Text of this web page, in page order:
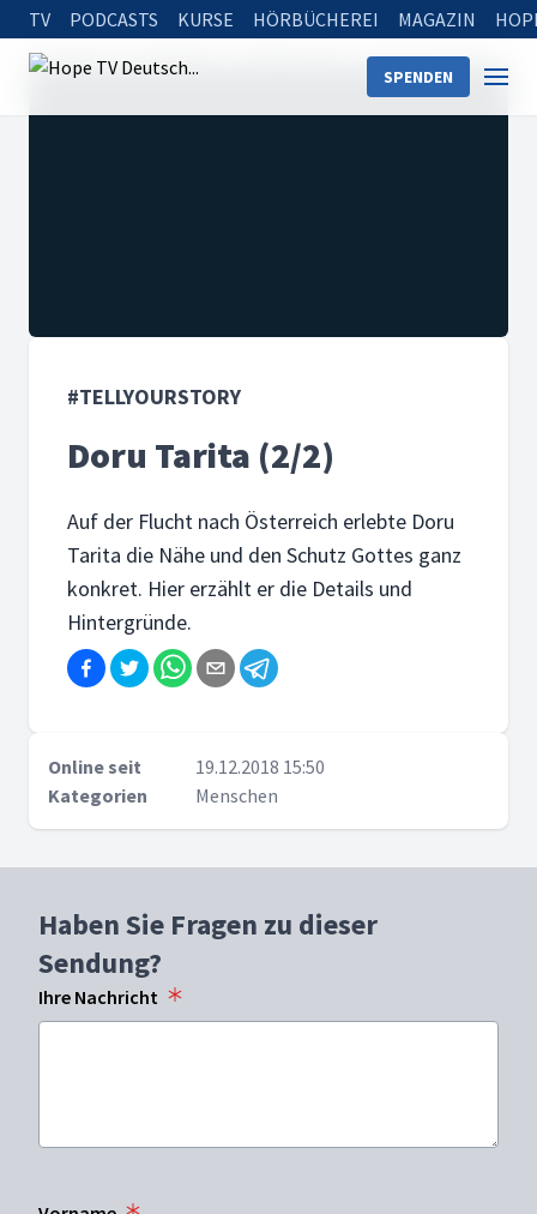
TV PODCASTS KURSE HÖRBÜCHEREI MAGAZIN
SPENDEN
Startseite Doru Tarita (2/2)
#TELLYOURSTORY
Doru Tarita (2/2)
Auf der Flucht nach Österreich erlebte Doru
Tarita die Nähe und den Schutz Gottes ganz
konkret. Hier erzählt er die Details und
Hintergründe.
Online seit
19.12.2018 15:50
Kategorien
Menschen
Haben Sie Fragen zu dieser
Sendung?
Ihre Nachricht